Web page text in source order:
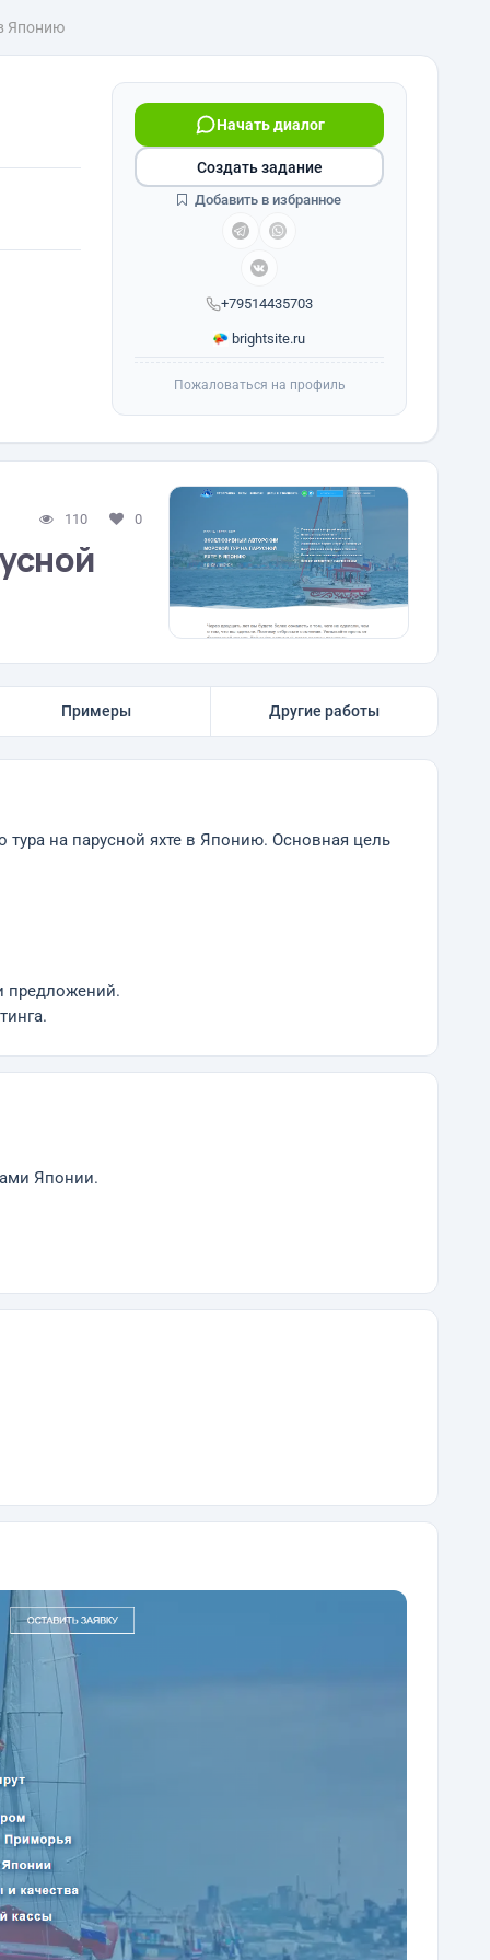
Японию
+79514435703
Начать диалог
brightsite.ru
Создать задание
Добавить в избранное
Пожаловаться на профиль
110 0
Примеры Другие работы
тура на парусной яхте в Японию. Основная цель
предложений.
Японии.